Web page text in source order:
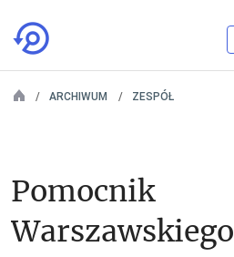
ARCHIWUM ZESPÓŁ
Pomocnik
Warszawskiego